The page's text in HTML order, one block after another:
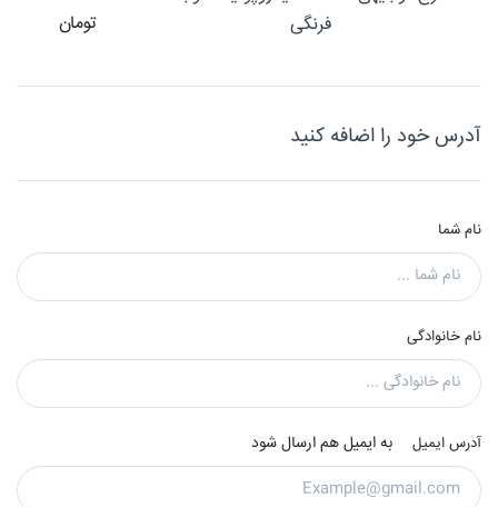
فرنگی
تومان
آدرس خود را اضافه کنید
نام شما
نام خانوادگی
آدرس ایمیل به ایمیل هم ارسال شود